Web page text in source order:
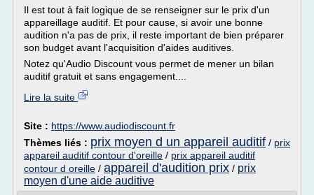
Il est tout à fait logique de se renseigner sur le prix d'un
appareillage auditif. Et pour cause, si avoir une bonne
audition n'a pas de prix, il reste important de bien préparer
son budget avant l'acquisition d'aides auditives.
Notez qu'Audio Discount vous permet de mener un bilan
auditif gratuit et sans engagement....
Lire la suite
Site : https://www.audiodiscount.fr
Thèmes liés : prix moyen d un appareil auditif / prix
appareil auditif contour d'oreille / prix appareil auditif
contour d oreille / appareil d'audition prix / prix
moyen d'une aide auditive